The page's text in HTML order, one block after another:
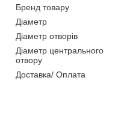
Бренд товару
Діаметр
Діаметр отворів
Діаметр центрального
отвору
Доставка/ Оплата